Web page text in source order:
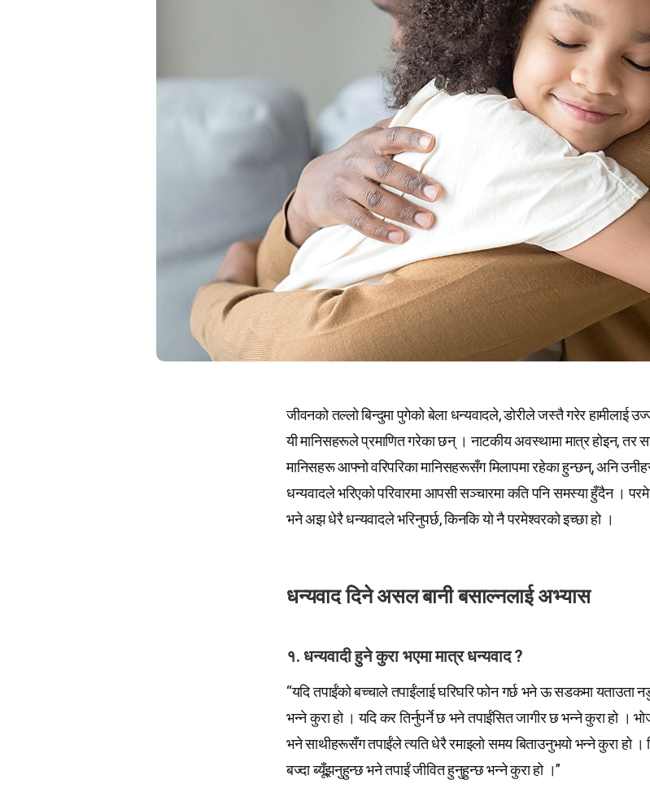
जीवनको तल्लो बिन्दुमा पुगेको बेला धन्यवादले, डोरीले जस्तै गरेर हामीलाई
यी मानिसहरूले प्रमाणित गरेका छन् । नाटकीय अवस्थामा मात्र होइन, तर
मानिसहरू आफ्नो वरिपरिका मानिसहरूसँग मिलापमा रहेका हुन्छन्, अनि
धन्यवादले भरिएको परिवारमा आपसी सञ्चारमा कति पनि समस्या हुँदैन ।
भने अझ धेरै धन्यवादले भरिनुपर्छ, किनकि यो नै परमेश्वरको इच्छा हो ।
धन्यवाद दिने असल बानी बसाल्नलाई अभ्यास
१. धन्यवादी हुने कुरा भएमा मात्र धन्यवाद ?
“यदि तपाईंको बच्चाले तपाईंलाई घरिघरि फोन गर्छ भने ऊ सडकमा यताउता
भन्ने कुरा हो । यदि कर तिर्नुपर्ने छ भने तपाईंसित जागीर छ भन्ने कुरा हो ।
भने साथीहरूसँग तपाईंले त्यति धेरै रमाइलो समय बिताउनुभयो भन्ने कुरा हो ।
बज्दा ब्यूँझनुहुन्छ भने तपाईं जीवित हुनुहुन्छ भन्ने कुरा हो ।”